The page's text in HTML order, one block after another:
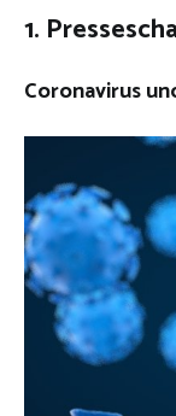
1.
Coronavirus